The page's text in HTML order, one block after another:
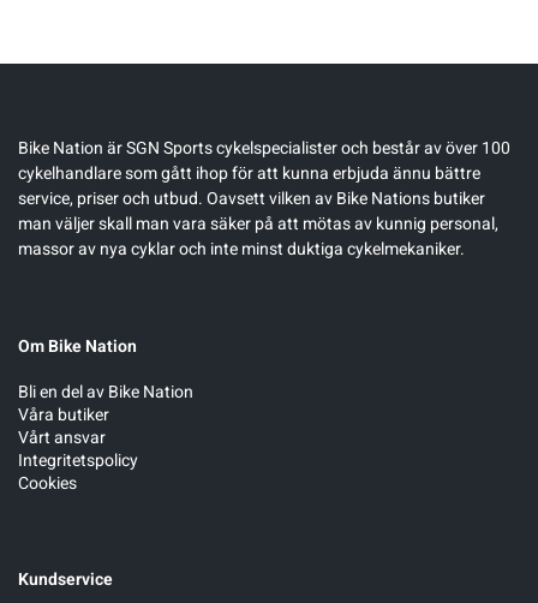
Bike Nationär SGN Sports cykelspecialister och består av över 100
cykelhandlare som gått ihop för att kunna erbjuda ännu bättre
service, priser och utbud. Oavsett vilken av Bike Nations butiker
man väljer skall man vara säker på att mötas av kunnig personal,
massor av nya cyklar och inte minst duktiga cykelmekaniker.
Om Bike Nation
Bli en del av Bike Nation
Våra butiker
Vårt ansvar
Integritetspolicy
Cookies
Kundservice